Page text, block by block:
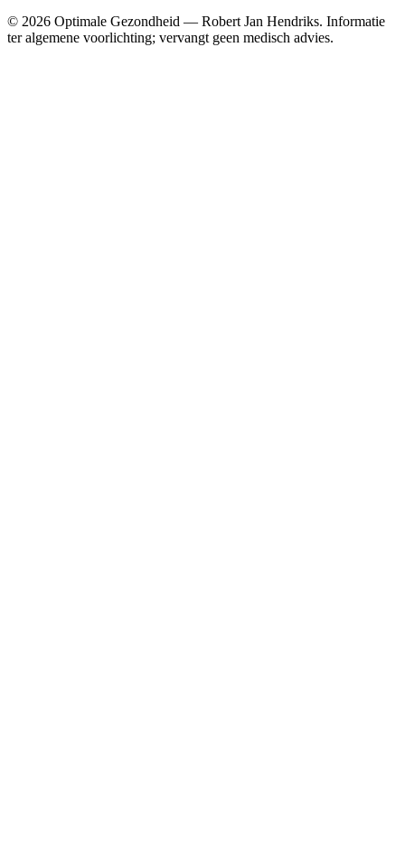
© 2026 Optimale Gezondheid — Robert Jan Hendriks. Informatie
ter algemene voorlichting; vervangt geen medisch advies.